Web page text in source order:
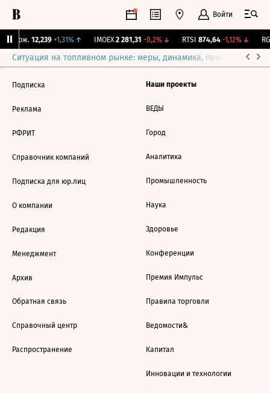
Войти
Бирж. 12,239 +1,31%↑ IMOEX 2 281,31 -0,2%↓ RTSI 874,64 -1,12%↓
Ситуация на топливном рынке: меры, динамика, прогнозы
Подписка
Реклама
РФРИТ
Справочник компаний
Подписка для юр.лиц
О компании
Редакция
Менеджмент
Архив
Обратная связь
Справочный центр
Распространение
Наши проекты
ВЕДЫ
Город
Аналитика
Промышленность
Наука
Здоровье
Конференции
Премия Импульс
Правила торговли
Ведомости&
Капитал
Инновации и технологии